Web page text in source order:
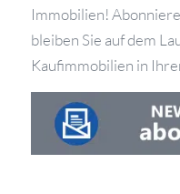
Immobilien!
bleiben Sie auf dem
Kaufimmobilien in